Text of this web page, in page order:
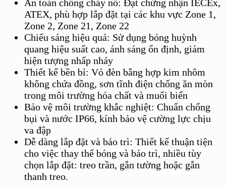
An toàn chống cháy nổ: Đạt chứng nhận IECEx,
ATEX, phù hợp lắp đặt tại các khu vực Zone 1,
Zone 2, Zone 21, Zone 22
Chiếu sáng hiệu quả: Sử dụng bóng huỳnh
quang hiệu suất cao, ánh sáng ổn định, giảm
hiện tượng nhấp nháy
Thiết kế bền bỉ: Vỏ đèn bằng hợp kim nhôm
không chứa đồng, sơn tĩnh điện chống ăn mòn
trong môi trường hóa chất và muối biển
Bảo vệ môi trường khắc nghiệt: Chuẩn chống
bụi và nước IP66, kính bảo vệ cường lực chịu
va đập
Dễ dàng lắp đặt và bảo trì: Thiết kế thuận tiện
cho việc thay thế bóng và bảo trì, nhiều tùy
chọn lắp đặt: treo trần, gắn tường hoặc gắn
thanh treo.